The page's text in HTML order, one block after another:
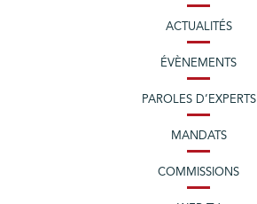
ACTUALITÉS
ÉVÈNEMENTS
PAROLES D’EXPERTS
MANDATS
COMMISSIONS